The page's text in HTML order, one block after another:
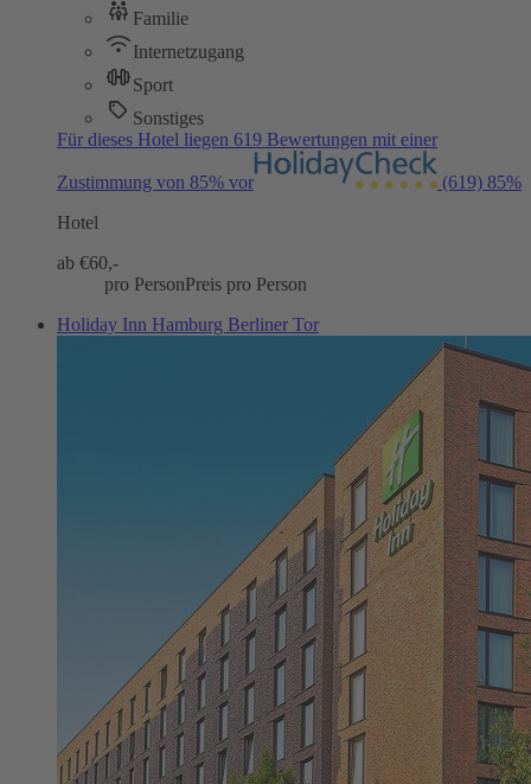
Familie
Internetzugang
Sport
Sonstiges
Für dieses Hotel liegen 619 Bewertungen mit einer
Zustimmung von 85% vor (619) 85%
Hotel
ab €60,-
pro PersonPreis pro Person
Holiday Inn Hamburg Berliner Tor